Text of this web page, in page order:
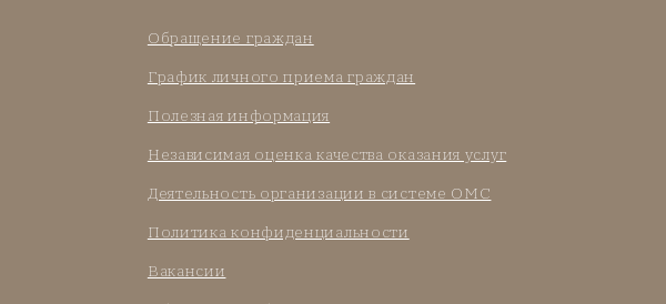
Обращение граждан
График личного приема граждан
Полезная информация
Независимая оценка качества оказания услуг
Деятельность организации в системе ОМС
Политика конфиденциальности
Вакансии